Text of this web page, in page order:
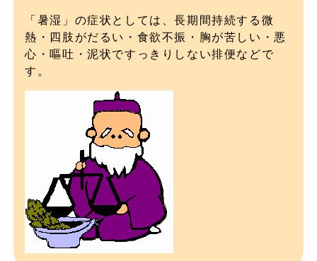
「暑湿」の症状としては、長期間持続する微
熱・四肢がだるい・食欲不振・胸が苦しい・悪
心・嘔吐・泥状ですっきりしない排便などで
す。